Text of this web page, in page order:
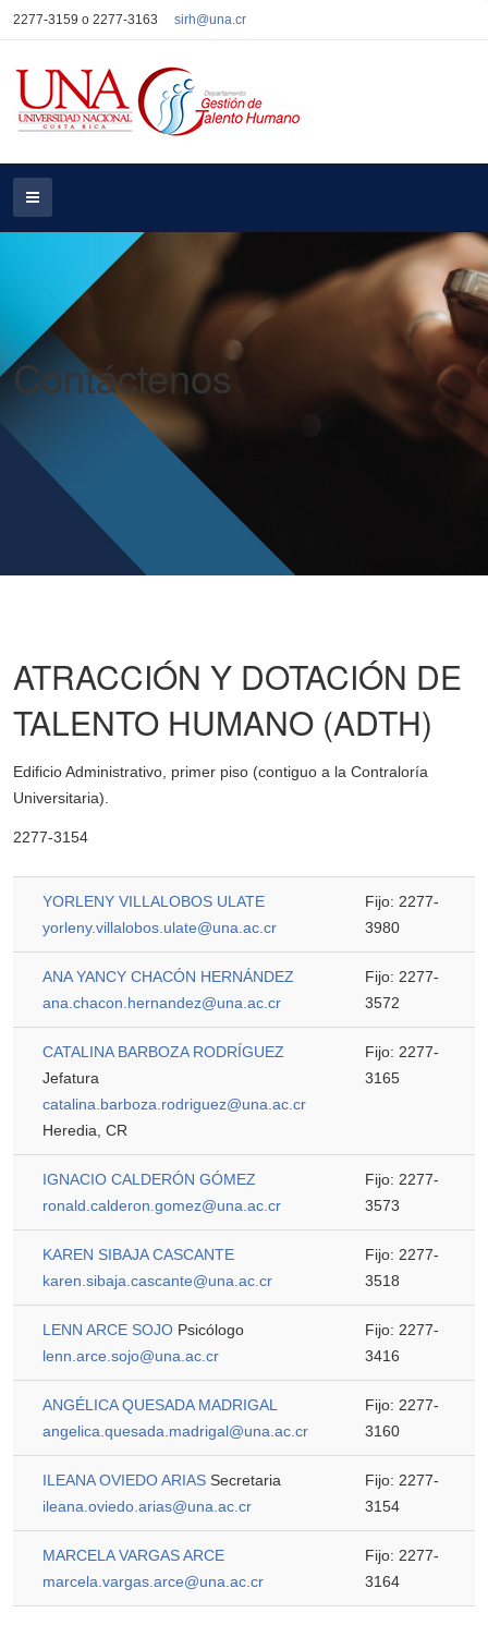
2277-3159 o 2277-3163 sirh@una.cr
Contáctenos
ATRACCIÓN Y DOTACIÓN DE
TALENTO HUMANO (ADTH)
Edificio Administrativo, primer piso (contiguo a la Contraloría
Universitaria).
2277-3154
YORLENY VILLALOBOS ULATE
yorleny.villalobos.ulate@una.ac.cr
Fijo: 2277-
3980
ANA YANCY CHACÓN HERNÁNDEZ
ana.chacon.hernandez@una.ac.cr
Fijo: 2277-
3572
CATALINA BARBOZA RODRÍGUEZ
Jefatura
catalina.barboza.rodriguez@una.ac.cr
Heredia, CR
Fijo: 2277-
3165
IGNACIO CALDERÓN GÓMEZ
ronald.calderon.gomez@una.ac.cr
Fijo: 2277-
3573
KAREN SIBAJA CASCANTE
karen.sibaja.cascante@una.ac.cr
Fijo: 2277-
3518
LENN ARCE SOJO Psicólogo
lenn.arce.sojo@una.ac.cr
Fijo: 2277-
3416
ANGÉLICA QUESADA MADRIGAL
angelica.quesada.madrigal@una.ac.cr
Fijo: 2277-
3160
ILEANA OVIEDO ARIAS Secretaria
ileana.oviedo.arias@una.ac.cr
Fijo: 2277-
3154
MARCELA VARGAS ARCE
marcela.vargas.arce@una.ac.cr
Fijo: 2277-
3164